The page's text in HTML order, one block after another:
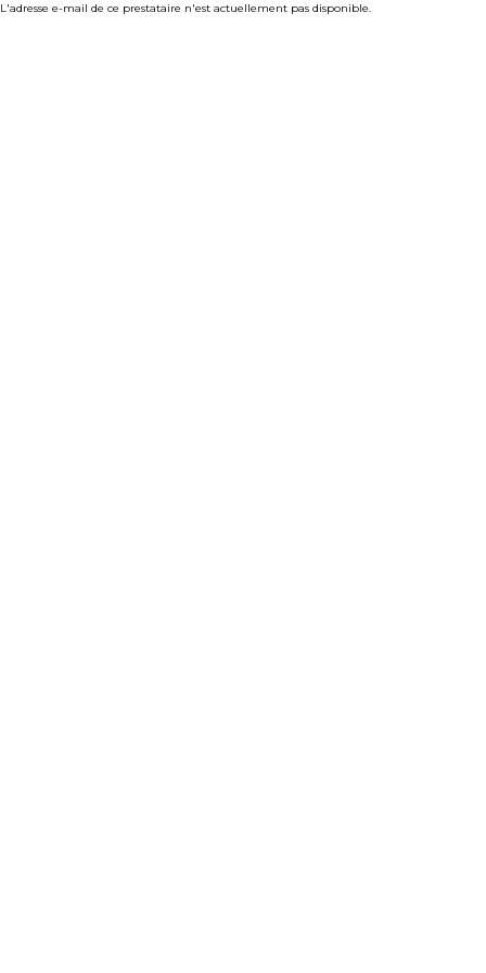
L'adresse e-mail de ce prestataire n'est actuellement pas disponible.